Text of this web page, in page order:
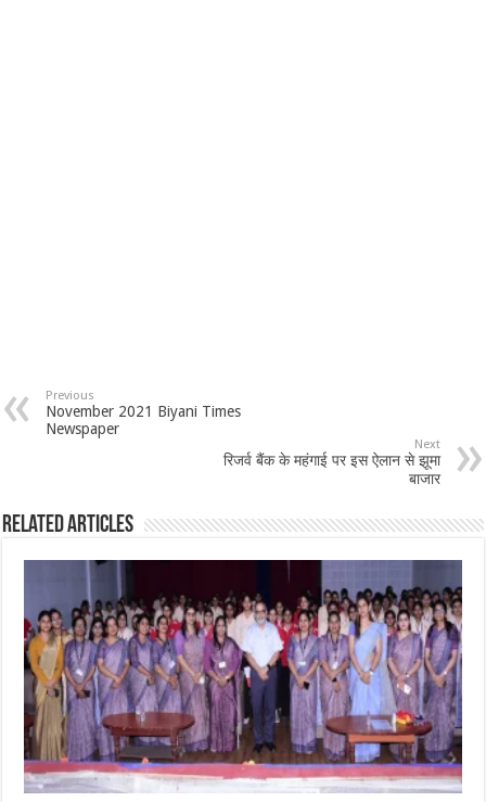
Previous
November 2021 Biyani Times
Newspaper
Next
रिजर्व बैंक के महंगाई पर इस ऐलान से झूमा
बाजार
Related Articles